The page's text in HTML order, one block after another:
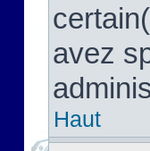
avez
Haut